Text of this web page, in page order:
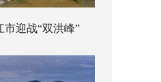
市迎战“双洪峰”